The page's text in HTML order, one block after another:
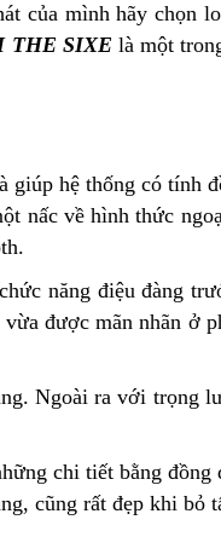
của mình hãy chọn
THE SIXElà một
hệ thống có tính
nấc về hình thức
năng điệu đàng
được mãn nhãn ở
Ngoài ra với trọng
chi tiết bằng
cũng rất đẹp khi bỏ